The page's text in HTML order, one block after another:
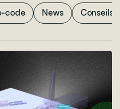
code News Conseils